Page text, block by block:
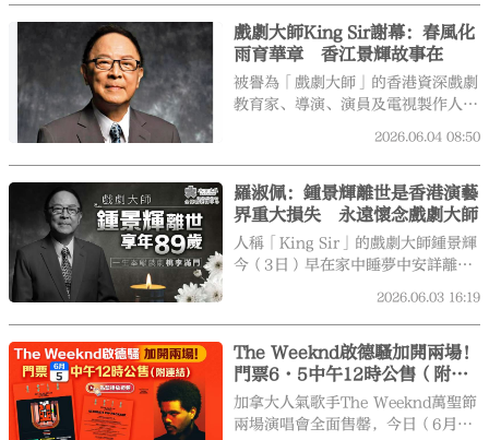
州節」，定於6月5日至9日在香港會
議展覽中心舉行。
戲劇大師King Sir謝幕：春風化
雨育華章 香江景輝故事在
被譽為「戲劇大師」的香港資深戲劇
教育家、導演、演員及電視製作人鍾
景輝（King Sir）昨日（6月3日）
及影視界逾半世紀，一生致力推動香
港表演藝術，是香港戲劇史上不可或
缺的名字。他曾先後執導及參演超過
一百部戲劇，開創以粵語演出荒誕劇
及百老匯歌舞劇之先河；一生無子
棟樑，桃李滿門，學生包括劉青雲、
謝君豪、傅月美、張達明、彭秀慧、
王祖藍等。
2026.06.04 08:50
羅淑佩：鍾景輝離世是香港演藝
界重大損失 永遠懷念戲劇大師
人稱「King Sir」的戲劇大師鍾景輝
今（3日）早在家中睡夢中安詳離
化體育及旅遊局局長羅淑佩對鍾景輝
辭世表示哀悼，並向他的家人致以深
切慰問。
2026.06.03 16:19
The Weeknd啟德騷加開兩場！
門票6·5中午12時公售（附連
結）
加拿大人氣歌手The Weeknd萬聖節
兩場演唱會全面售罄，今日（6月2